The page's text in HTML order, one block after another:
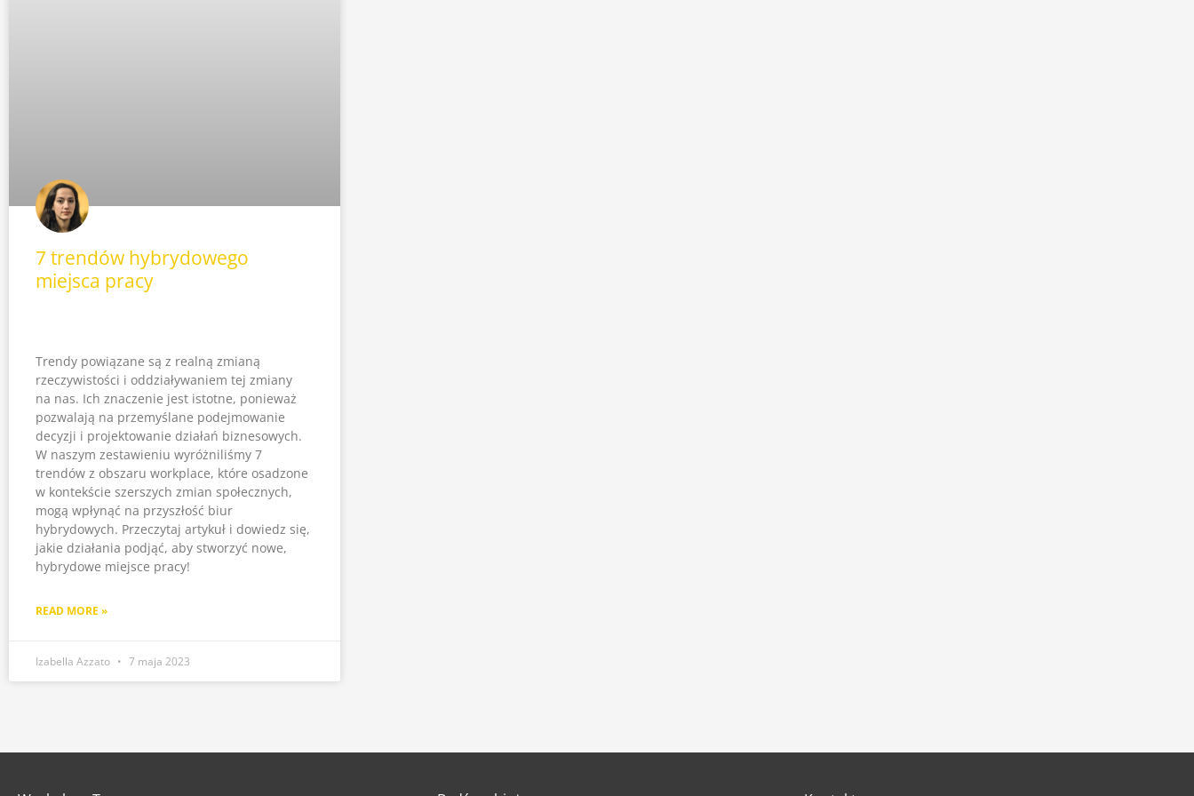
7 trendów hybrydowego
miejsca pracy
Trendy powiązane są z realną zmianą
rzeczywistości i oddziaływaniem tej zmiany
na nas. Ich znaczenie jest istotne, ponieważ
pozwalają na przemyślane podejmowanie
decyzji i projektowanie działań biznesowych.
W naszym zestawieniu wyróżniliśmy 7
trendów z obszaru workplace, które osadzone
w kontekście szerszych zmian społecznych,
mogą wpłynąć na przyszłość biur
hybrydowych. Przeczytaj artykuł i dowiedz się,
jakie działania podjąć, aby stworzyć nowe,
hybrydowe miejsce pracy!
READ MORE »
Izabella Azzato 7 maja 2023